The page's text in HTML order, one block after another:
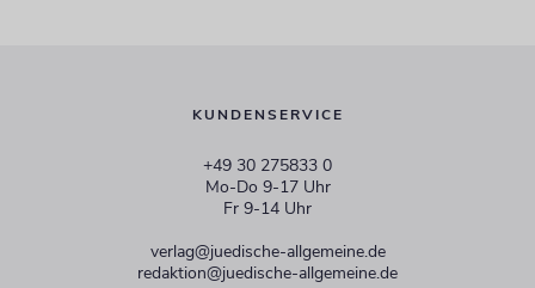
KUNDENSERVICE
+49 30 275833 0
Mo-Do 9-17 Uhr
Fr 9-14 Uhr
verlag@juedische-allgemeine.de
redaktion@juedische-allgemeine.de